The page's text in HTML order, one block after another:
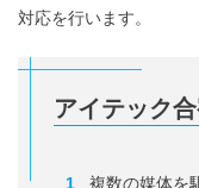
対応を行います。
アイテック
複数の媒体を